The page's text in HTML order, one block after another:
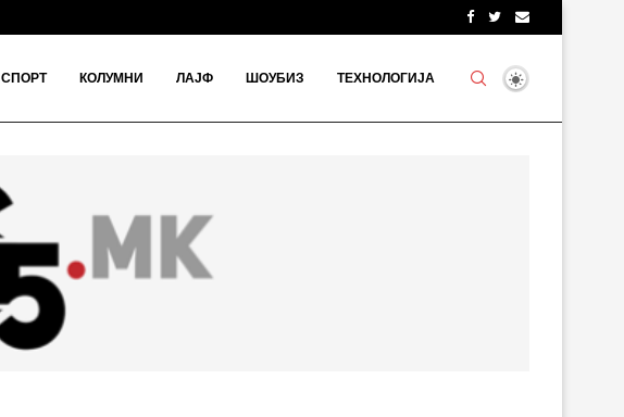
СПОРТ КОЛУМНИ ЛАЈФ ШОУБИЗ ТЕХНОЛОГИЈА